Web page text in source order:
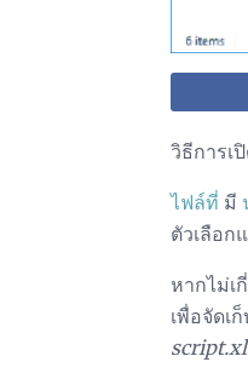
วิธีการเ
ไฟล์ที่ มี
ตัวเลือก
หากไม่เ
เพื่อจัดเ